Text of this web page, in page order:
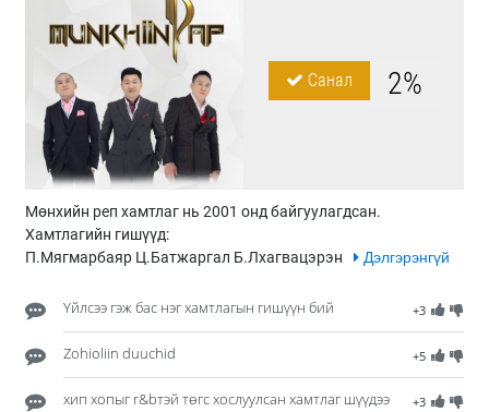
Санал 2%
Мөнхийн реп хамтлаг нь 2001 онд байгуулагдсан.
Хамтлагийн гишүүд:
П.Мягмарбаяр Ц.Батжаргал Б.Лхагвацэрэн
Дэлгэрэнгүй
+3
Үйлсээ гэж бас нэг хамтлагын гишүүн бий
+5
Zohioliin duuchid
+3
хип хопыг r&bтэй төгс хослуулсан хамтлаг шүүдээ